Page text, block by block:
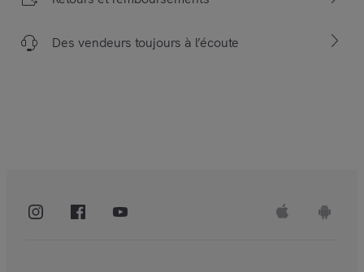
Des vendeurs toujours à l’écoute